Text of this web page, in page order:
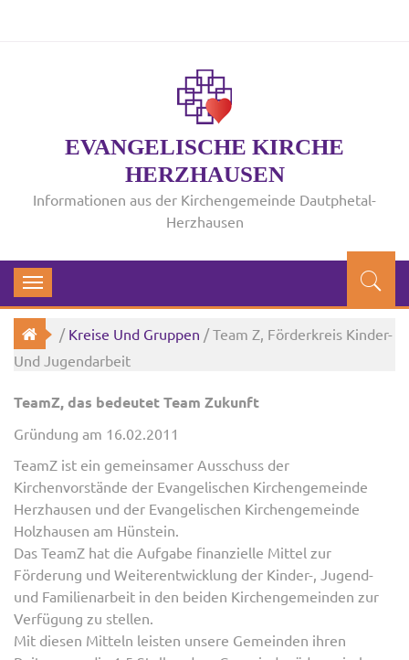
EVANGELISCHE KIRCHE
HERZHAUSEN
Informationen aus der Kirchengemeinde Dautphetal-
Herzhausen
Toggle
navigation
/ Kreise Und Gruppen / Team Z, Förderkreis Kinder-
Und Jugendarbeit
TeamZ, das bedeutet Team Zukunft
Gründung am 16.02.2011
TeamZ ist ein gemeinsamer Ausschuss der
Kirchenvorstände der Evangelischen Kirchengemeinde
Herzhausen und der Evangelischen Kirchengemeinde
Holzhausen am Hünstein.
Das TeamZ hat die Aufgabe finanzielle Mittel zur
Förderung und Weiterentwicklung der Kinder-, Jugend-
und Familienarbeit in den beiden Kirchengemeinden zur
Verfügung zu stellen.
Mit diesen Mitteln leisten unsere Gemeinden ihren